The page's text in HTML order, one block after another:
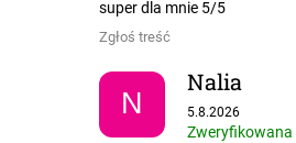
super dla mnie 5/5
Zgłoś treść
N
Nalia
Ocena sklepu
5.8.2026
Zweryfikowana